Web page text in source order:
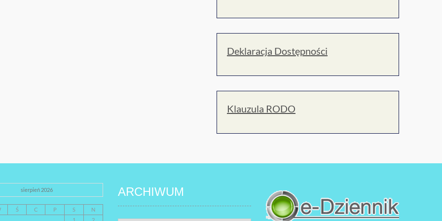
Deklaracja Dostępności
Klauzula RODO
sierpień 2026
Ś C P S
N
ARCHIWUM